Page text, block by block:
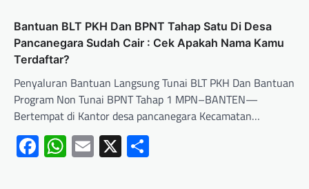
Bantuan BLT PKH Dan BPNT Tahap Satu Di Desa
Pancanegara Sudah Cair : Cek Apakah Nama Kamu
Terdaftar?
Penyaluran Bantuan Langsung Tunai BLT PKH Dan Bantuan
Program Non Tunai BPNT Tahap 1 MPN–BANTEN—
Bertempat di Kantor desa pancanegara Kecamatan…
Facebook
WhatsApp
Email
X